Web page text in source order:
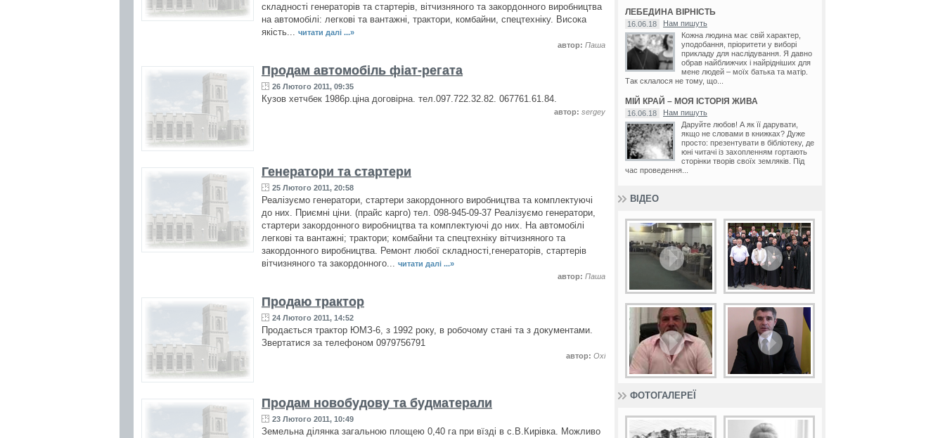
складності генераторів та стартерів, вітчизняного та закордонного виробництва
на автомобілі: легкові та вантажні, трактори, комбайни, спецтехніку. Висока
якість... читати далі ...»
автор: Паша
Продам автомобіль фіат-регата
26 Лютого 2011, 09:35
Кузов хетчбек 1986р.ціна договірна. тел.097.722.32.82. 067761.61.84.
автор: sergey
Генератори та стартери
25 Лютого 2011, 20:58
Реалізуємо генератори, стартери закордонного виробництва та комплектуючі
до них. Приємні ціни. (прайс карго) тел. 098-945-09-37 Реалізуємо генератори,
стартери закордонного виробництва та комплектуючі до них. На автомобілі
легкові та вантажні; трактори; комбайни та спецтехніку вітчизняного та
закордонного виробництва. Ремонт любої складності,генераторів, стартерів
вітчизняного та закордонного... читати далі ...»
автор: Паша
Продаю трактор
24 Лютого 2011, 14:52
Продається трактор ЮМЗ-6, з 1992 року, в робочому стані та з документами.
Звертатися за телефоном 0979756791
автор: Oxi
Продам новобудову та будматерали
23 Лютого 2011, 10:49
Земельна ділянка загальною площею 0,40 га при вїзді в с.В.Кирівка. Можливо
ЛЕБЕДИНА ВІРНІСТЬ
16.06.18
Нам пишуть
Кожна людина має свій характер,
уподобання, пріоритети у виборі
прикладу для наслідування. Я давно
обрав найближчих і найрідніших для
мене людей – моїх батька та матір.
Так склалося не тому, що...
МІЙ КРАЙ – МОЯ ІСТОРІЯ ЖИВА
16.06.18
Нам пишуть
Даруйте любов! А як її дарувати,
якщо не словами в книжках? Дуже
просто: презентувати в бібліотеку, де
юні читачі із захопленням гортають
сторінки творів своїх земляків. Під
час проведення...
ВІДЕО
ФОТОГАЛЕРЕЇ